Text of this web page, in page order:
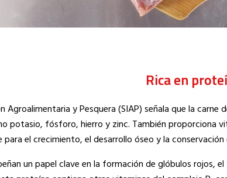
Rica en
Agroalimentaria y Pesquera (SIAP) señala que la
potasio, fósforo, hierro y zinc. También proporciona
el crecimiento, el desarrollo óseo y la
un papel clave en la formación de glóbulos rojos,